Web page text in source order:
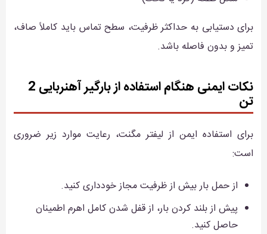
برای دستیابی به حداکثر ظرفیت، سطح تماس باید کاملاً صاف،
تمیز و بدون فاصله باشد.
نکات ایمنی هنگام استفاده از بارگیر آهنربایی 2
تن
برای استفاده ایمن از لیفتر مگنت، رعایت موارد زیر ضروری
است:
از حمل بار بیش از ظرفیت مجاز خودداری کنید.
پیش از بلند کردن بار، از قفل شدن کامل اهرم اطمینان
حاصل کنید.